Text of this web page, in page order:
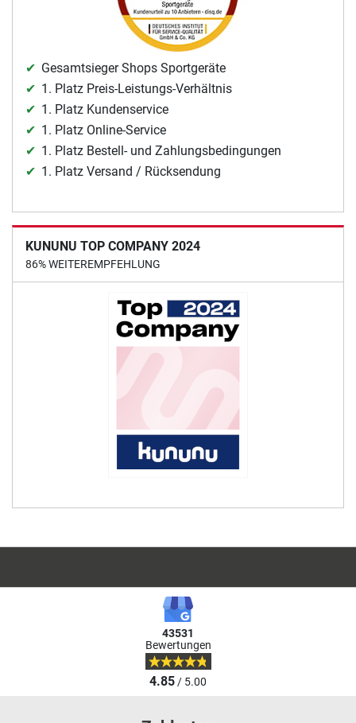
Gesamtsieger Shops Sportgeräte
1. Platz Preis-Leistungs-Verhältnis
1. Platz Kundenservice
1. Platz Online-Service
1. Platz Bestell- und Zahlungsbedingungen
1. Platz Versand / Rücksendung
KUNUNU TOP COMPANY 2024
86% WEITEREMPFEHLUNG
43531
Bewertungen
4.85/ 5.00